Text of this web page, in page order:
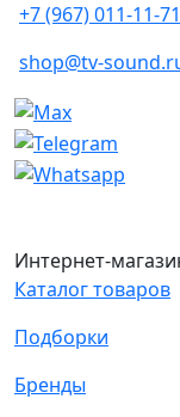
+7 (967) 011-11-71
shop@tv-
Интернет-
Каталог товаров
Подборки
Бренды